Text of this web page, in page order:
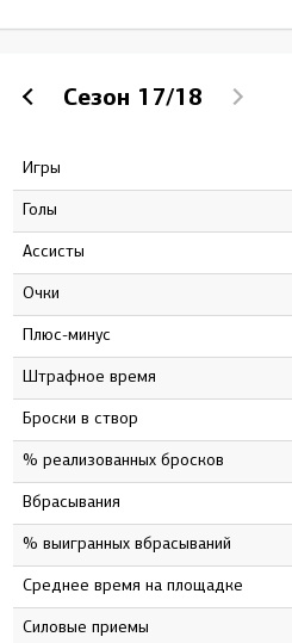
Сезон 17/18
Игры
Голы
Ассисты
Очки
Плюс-минус
штрафное время
Броски в створ
% реализованных бросков
Вбрасывания
% выигранных вбрасываний
Среднее время на площадке
Силовые приемы